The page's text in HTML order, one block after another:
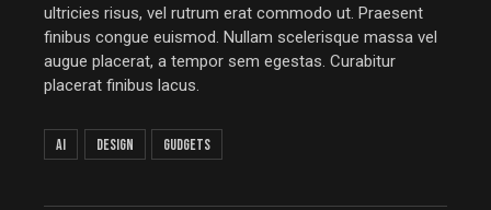
ultricies risus, vel rutrum erat commodo ut. Praesent
finibus congue euismod. Nullam scelerisque massa vel
augue placerat, a tempor sem egestas. Curabitur
placerat finibus lacus.
AI Design Gudgets